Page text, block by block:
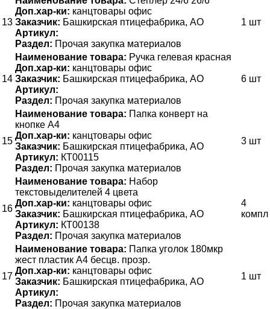
13
Доп.хар-ки: канцтовары офис
Заказчик: Башкирская птицефабрика, АО
Артикул:
Раздел: Прочая закупка материалов
1 шт
14
Наименование товара: Ручка гелевая красная
Доп.хар-ки: канцтовары офис
Заказчик: Башкирская птицефабрика, АО
Артикул:
Раздел: Прочая закупка материалов
6 шт
15
Наименование товара: Папка конверт на
кнопке А4
Доп.хар-ки: канцтовары офис
Заказчик: Башкирская птицефабрика, АО
Артикул: КТ00115
Раздел: Прочая закупка материалов
3 шт
16
Наименование товара: Набор
текстовыделителей 4 цвета
Доп.хар-ки: канцтовары офис
Заказчик: Башкирская птицефабрика, АО
Артикул: КТ00138
Раздел: Прочая закупка материалов
4
компл
17
Наименование товара: Папка уголок 180мкр
жест пластик А4 бесцв. прозр.
Доп.хар-ки: канцтовары офис
Заказчик: Башкирская птицефабрика, АО
Артикул:
Раздел: Прочая закупка материалов
1 шт